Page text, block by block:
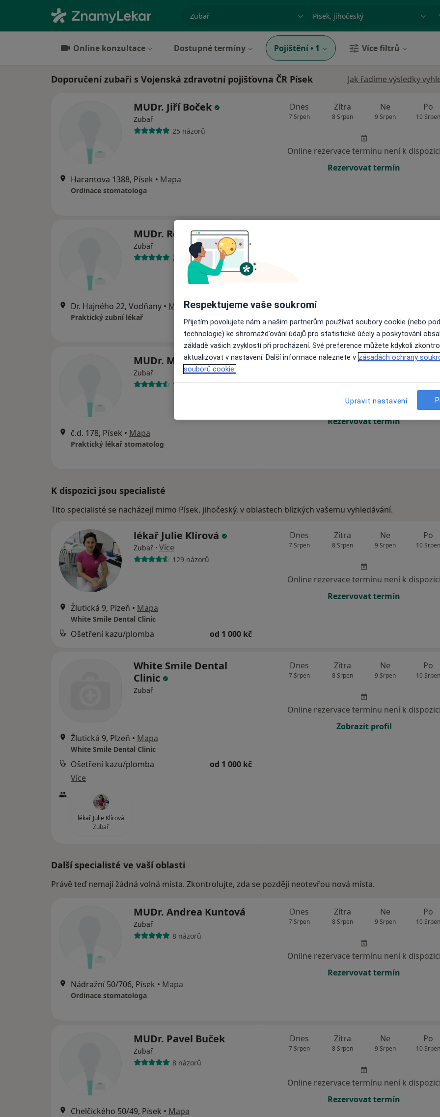
specializace, nemoc nebo příjmení Město nebo region
Online konzultace Dostupné termíny Pojištění • 1 Více filtrů
Doporučení zubaři s Vojenská zdravotní pojišťovna ČR Písek Jak řadíme výsledky
MUDr. Jiří Boček
Zubař
25 názorů
Harantova 1388, Písek • Mapa
Ordinace stomatologa
Dnes
7 Srpen
Zítra
8 Srpen
Ne
9 Srpen
Po
10 Srpen
Online rezervace termínu není k dispozici
Rezervovat termín
MUDr. Regina Pelíšková
Zubař
23 názorů
Dr. Hajného 22, Vodňany • Mapa
Praktický zubní lékař
MUDr. Marek Piegza
Zubař
10 názorů
č.d. 178, Písek • Mapa
Praktický lékař stomatolog
Dnes Zítra Ne Po
Online rezervace termínu není k dispozici
Rezervovat termín
K dispozici jsou specialisté
Tito specialisté se nacházejí mimo Písek, jihočeský, v oblastech blízkých vašemu vyhledávání.
lékař Julie Klírová
Zubař · Více
129 názorů
Žlutická 9, Plzeň • Mapa
White Smile Dental Clinic
Ošetření kazu/plomba od 1 000 kč
Dnes
7 Srpen
Zítra
8 Srpen
Ne
9 Srpen
Po
10 Srpen
Online rezervace termínu není k dispozici
Rezervovat termín
White Smile Dental
Clinic
Zubař
Žlutická 9, Plzeň • Mapa
White Smile Dental Clinic
Ošetření kazu/plomba
od 1 000 kč
Více
lékař Julie Klírová
Zubař
Dnes
7 Srpen
Zítra
8 Srpen
Ne
9 Srpen
Po
10 Srpen
Online rezervace termínu není k dispozici
Zobrazit profil
Další specialisté ve vaší oblasti
Právě teď nemají žádná volná místa. Zkontrolujte, zda se později neotevřou nová místa.
MUDr. Andrea Kuntová
Zubař
8 názorů
Nádražní 50/706, Písek • Mapa
Ordinace stomatologa
Dnes
7 Srpen
Zítra
8 Srpen
Ne
9 Srpen
Po
10 Srpen
Online rezervace termínu není k dispozici
Rezervovat termín
MUDr. Pavel Buček
Zubař
8 názorů
Chelčického 50/49, Písek • Mapa
Dnes
7 Srpen
Zítra
8 Srpen
Ne
9 Srpen
Po
10 Srpen
Online rezervace termínu není k dispozici
Rezervovat termín
Respektujeme vaše soukromí
Přijetím povolujete nám a našim partnerům používat soubory cookie (nebo
technologie) ke shromažďování údajů pro statistické účely a poskytování
základě vašich zvyklostí při procházení. Své preference můžete kdykoli
aktualizovat v nastavení. Další informace naleznete v zásadách ochrany
souborů cookie.
Upravit nastavení